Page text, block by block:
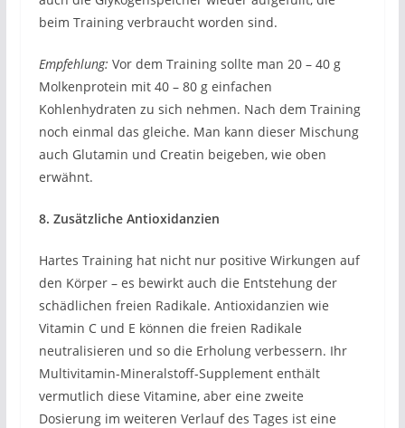
beim Training verbraucht worden sind.
Empfehlung: Vor dem Training sollte man 20 – 40 g
Molkenprotein mit 40 – 80 g einfachen
Kohlenhydraten zu sich nehmen. Nach dem Training
noch einmal das gleiche. Man kann dieser Mischung
auch Glutamin und Creatin beigeben, wie oben
erwähnt.
8. Zusätzliche Antioxidanzien
Hartes Training hat nicht nur positive Wirkungen auf
den Körper – es bewirkt auch die Entstehung der
schädlichen freien Radikale. Antioxidanzien wie
Vitamin C und E können die freien Radikale
neutralisieren und so die Erholung verbessern. Ihr
Multivitamin-Mineralstoff-Supplement enthält
vermutlich diese Vitamine, aber eine zweite
Dosierung im weiteren Verlauf des Tages ist eine